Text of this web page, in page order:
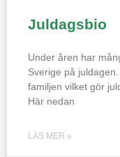
Juldagsbio
Under åren har
Sverige på
familjen vilket gör
Här nedan
LÄS MER »